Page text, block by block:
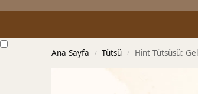
Ana Sayfa / Tütsü / Hint Tütsüsü: